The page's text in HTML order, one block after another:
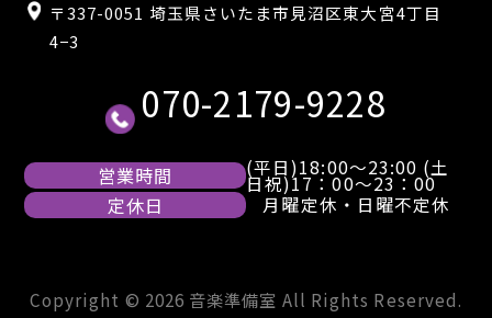
〒337-0051 埼玉県さいたま市見沼区東大宮4丁目
4−3
070-2179-9228
営業時間 (平日)18:00～23:00 (土
日祝)17：00～23：00
定休日 月曜定休・日曜不定休
Copyright © 2026 音楽準備室 All Rights Reserved.